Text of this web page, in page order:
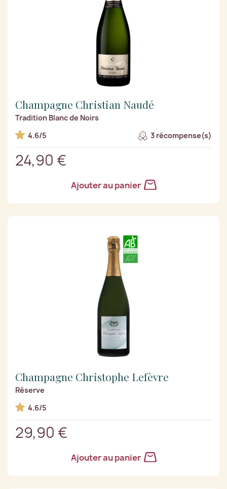
Champagne Christian Naudé
Tradition Blanc de Noirs
4.6/5
3 récompense(s)
24,90 €
Ajouter au panier
Champagne Christophe Lefèvre
Réserve
4.6/5
29,90 €
Ajouter au panier